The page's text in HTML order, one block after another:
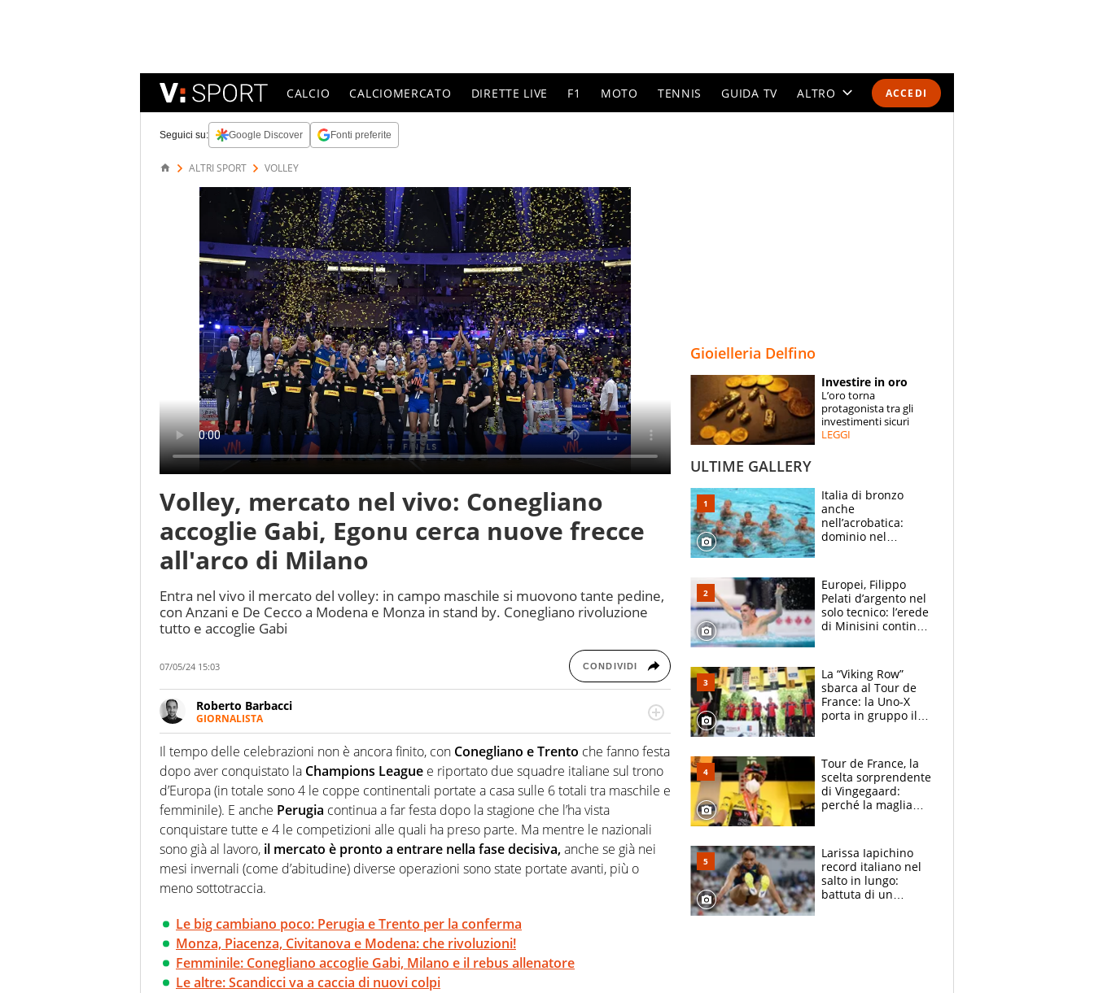
ACCEDI
CALCIO CALCIOMERCATO DIRETTE LIVE F1 MOTO TENNIS GUIDA TV ALTRO
SPECIALI
ESPERTI
Seguici su: Google Discover Fonti preferite
ALTRI SPORT VOLLEY
Volley, mercato nel vivo: Conegliano
accoglie Gabi, Egonu cerca nuove frecce
all'arco di Milano
Entra nel vivo il mercato del volley: in campo maschile si muovono tante pedine,
con Anzani e De Cecco a Modena e Monza in stand by. Conegliano rivoluzione
tutto e accoglie Gabi
07/05/24 15:03 CONDIVIDI
Roberto Barbacci
GIORNALISTA
Giornalista (pubblicista) sportivo a tutto campo, è il tuttologo di Virgilio Sport. Provate a
chiedergli di boxe, di scherma, di volley o di curling: ve ne farà innamorare
Il tempo delle celebrazioni non è ancora finito, con Conegliano e Trento che fanno festa
dopo aver conquistato la Champions League e riportato due squadre italiane sul trono
d’Europa (in totale sono 4 le coppe continentali portate a casa sulle 6 totali tra maschile e
femminile). E anche Perugia continua a far festa dopo la stagione che l’ha vista
conquistare tutte e 4 le competizioni alle quali ha preso parte. Ma mentre le nazionali
sono già al lavoro, il mercato è pronto a entrare nella fase decisiva,anche se già nei
mesi invernali (come d’abitudine) diverse operazioni sono state portate avanti, più o
meno sottotraccia.
Le big cambiano poco: Perugia e Trento per la conferma
Monza, Piacenza, Civitanova e Modena: che rivoluzioni!
Femminile: Conegliano accoglie Gabi, Milano e il rebus allenatore
Le altre: Scandicci va a caccia di nuovi colpi
Gioielleria Delfino
Investire in oro
L’oro torna
protagonista tra gli
investimenti sicuri
LEGGI
ULTIME GALLERY
Italia di bronzo
anche
nell’acrobatica:
dominio nel
e compagni
continuare
Europei, Filippo
Pelati d’argento nel
solo tecnico: l’erede
di Minisini continua
mirino
La “Viking Row”
sbarca al Tour de
France: la Uno-X
porta in gruppo il
compagni
Tour de France, la
scelta sorprendente
di Vingegaard:
perché la maglia
rischio da evitare
Larissa Iapichino
record italiano nel
salto in lungo:
battuta di un